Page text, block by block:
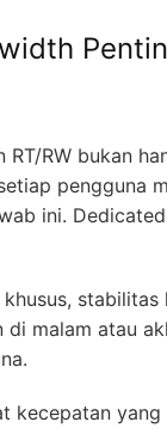
RW bukan
pengguna
ini.
stabilitas
malam atau
kecepatan